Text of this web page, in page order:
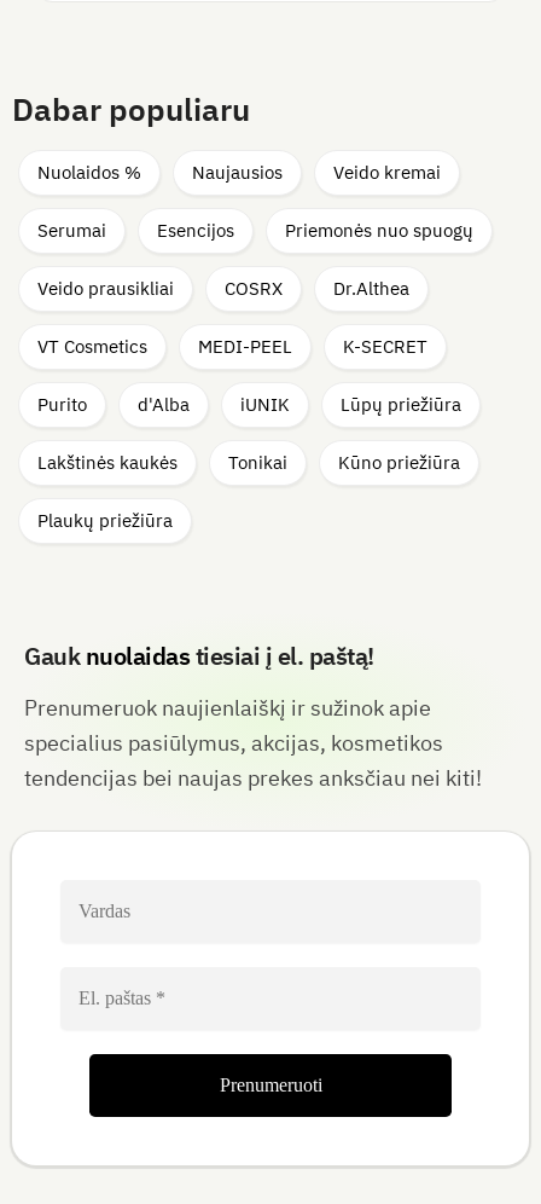
Dabar populiaru
Nuolaidos % Naujausios Veido kremai
Serumai Esencijos Priemonės nuo spuogų
Veido prausikliai COSRX Dr.Althea
VT Cosmetics MEDI-PEEL K-SECRET
Purito d'Alba iUNIK Lūpų priežiūra
Lakštinės kaukės Tonikai Kūno priežiūra
Plaukų priežiūra
Gauknuolaidastiesiai į el. paštą!
Prenumeruok naujienlaiškį ir sužinok apie
specialius pasiūlymus, akcijas, kosmetikos
tendencijas bei naujas prekes anksčiau nei kiti!
paštas